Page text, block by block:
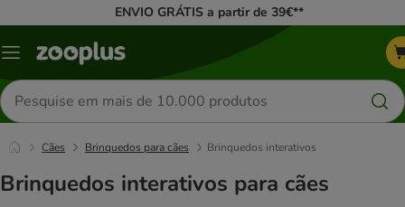
ENVIO GRÁTIS a partir de 39€**
Menu
Pesquisar
produtos
Cães Brinquedos para cães Brinquedos interativos
Brinquedos interativos para cães